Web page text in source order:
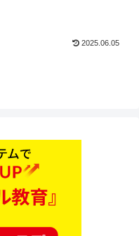
2025.06.05